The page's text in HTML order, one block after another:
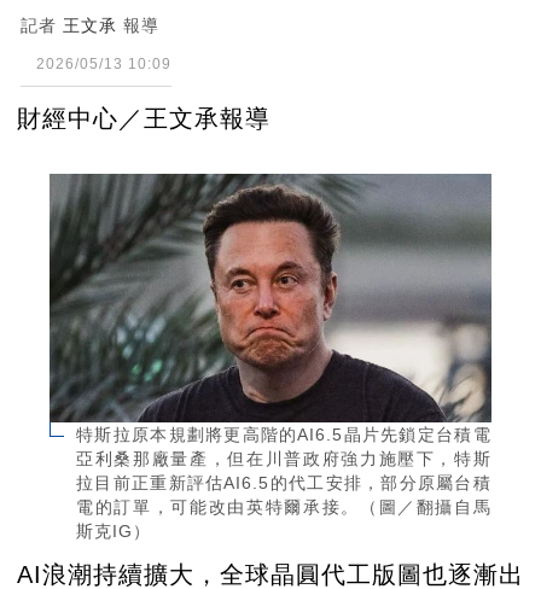
記者 王文承 報導
2026/05/13 10:09
財經中心／王文承報導
特斯拉原本規劃將更高階的AI6.5晶片先鎖定台積電
亞利桑那廠量產，但在川普政府強力施壓下，特斯
拉目前正重新評估AI6.5的代工安排，部分原屬台積
電的訂單，可能改由英特爾承接。（圖／翻攝自馬
斯克IG）
AI浪潮持續擴大，全球晶圓代工版圖也逐漸出